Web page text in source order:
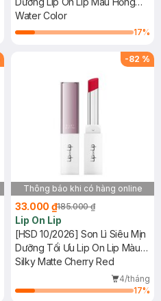
Mận Plum Pink 2.2g
Water Color
17%
-82 %
Thông báo khi có hàng online
33.000 ₫185.000 ₫
Lip On Lip
[HSD 10/2026] Son Lì Siêu Mịn
Dưỡng Tối Ưu Lip On Lip Màu
Đỏ Anh Đào 2.2g
Silky Matte Cherry Red
4/tháng
17%